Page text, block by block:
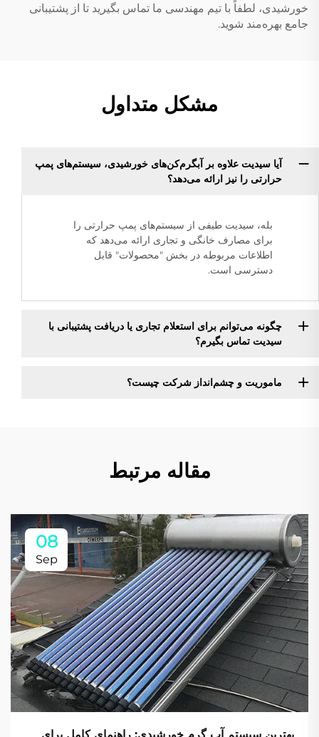
خورشیدی، لطفاً با تیم مهندسی ما تماس بگیرید تا از پشتیبانی
جامع بهره‌مند شوید.
مشکل متداول
آیا سیدیت علاوه بر آبگرم‌کن‌های خورشیدی، سیستم‌های پمپ
حرارتی را نیز ارائه می‌دهد؟
بله، سیدیت طیفی از سیستم‌های پمپ حرارتی را
برای مصارف خانگی و تجاری ارائه می‌دهد که
اطلاعات مربوطه در بخش "محصولات" قابل
دسترسی است.
چگونه می‌توانم برای استعلام تجاری یا دریافت پشتیبانی با
سیدیت تماس بگیرم؟
ماموریت و چشم‌انداز شرکت چیست؟
مقاله مرتبط
08
Sep